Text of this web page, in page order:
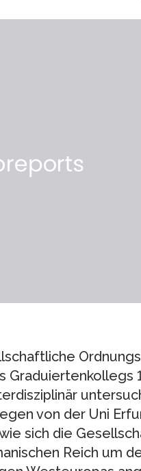
Graduiertenkollegs
von der Uni
sich die
Reich um